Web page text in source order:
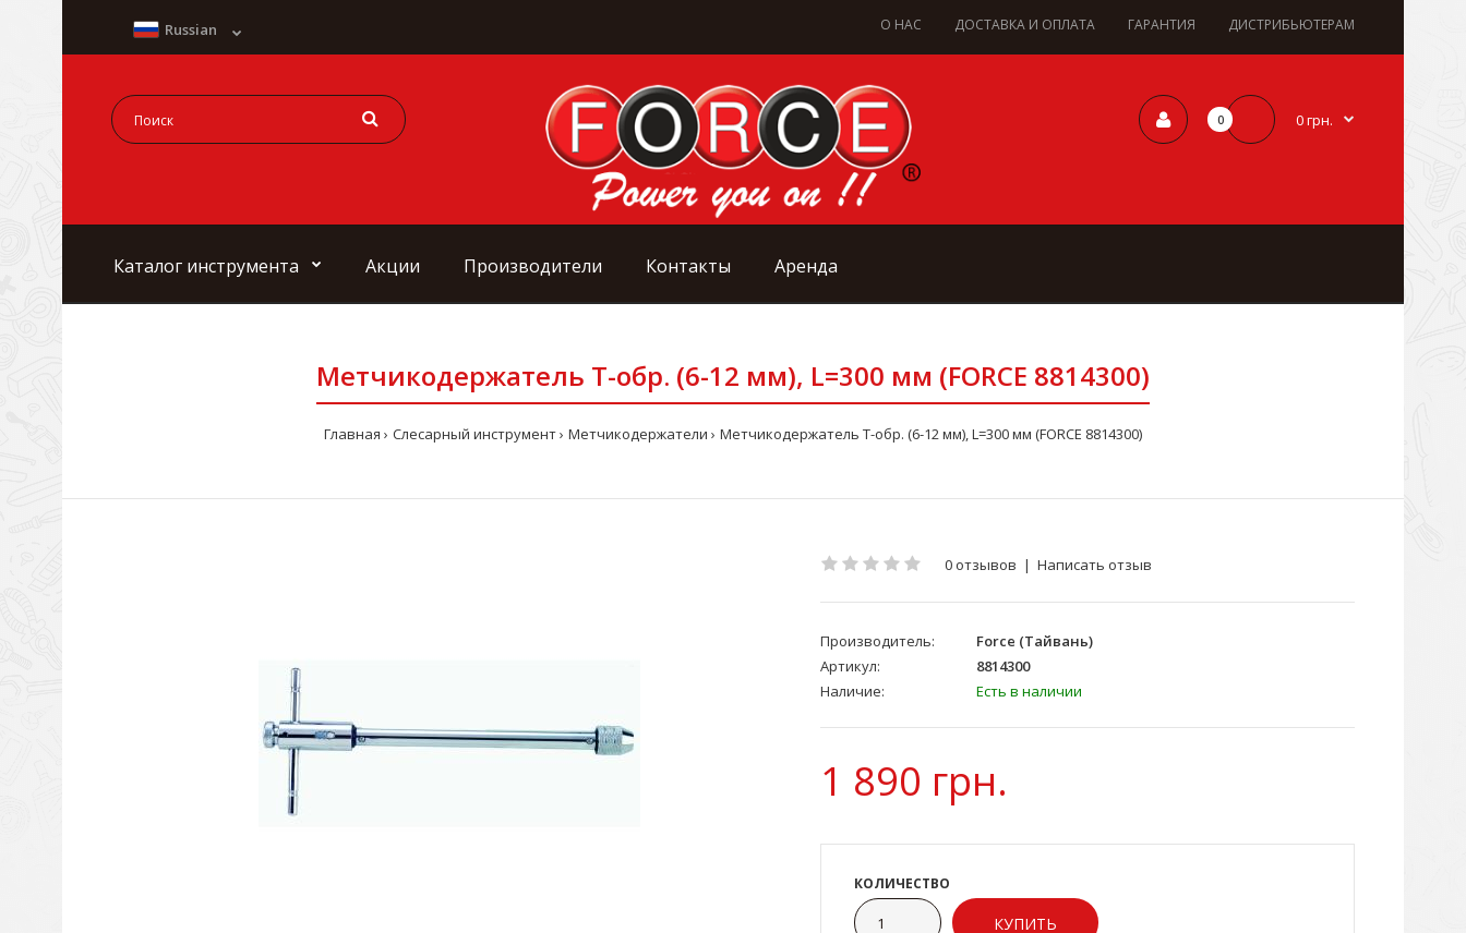
О НАС ДОСТАВКА И ОПЛАТА ГАРАНТИЯ ДИСТРИБЬЮТЕРАМ
Russian
0 0 грн.
Каталог инструмента Акции Производители Контакты Аренда
Метчикодержатель Т-обр. (6-12 мм), L=300 мм (FORCE 8814300)
Главная Слесарный инструмент Метчикодержатели Метчикодержатель Т-обр. (6-12 мм), L=300 мм (FORCE 8814300)
0 отзывов | Написать отзыв
Производитель:
Force (Тайвань)
Артикул:
8814300
Наличие:
Есть в наличии
1 890 грн.
КОЛИЧЕСТВО